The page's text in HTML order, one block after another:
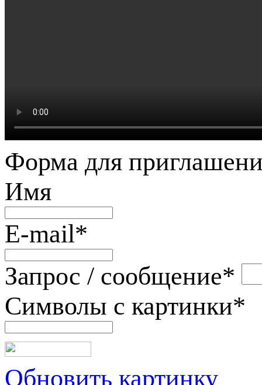
Форма для
Имя
E-mail*
Запрос / сообщение*
Символы с картинки*
Обновить картинку